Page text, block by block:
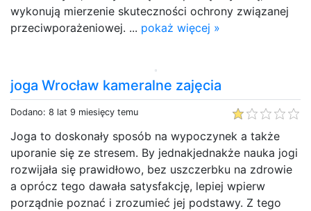
wykonują mierzenie skuteczności ochrony związanej
przeciwporażeniowej. ... pokaż więcej »
joga Wrocław kameralne zajęcia
Dodano: 8 lat 9 miesięcy temu
Joga to doskonały sposób na wypoczynek a także
uporanie się ze stresem. By jednakjednakże nauka jogi
rozwijała się prawidłowo, bez uszczerbku na zdrowie
a oprócz tego dawała satysfakcję, lepiej wpierw
porządnie poznać i zrozumieć jej podstawy. Z tego